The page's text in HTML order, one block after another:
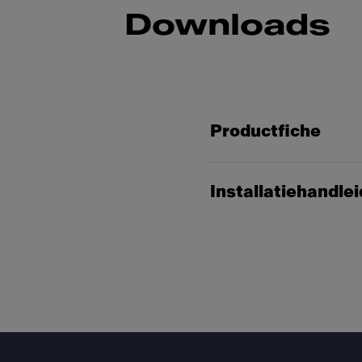
Downloads
Productfiche